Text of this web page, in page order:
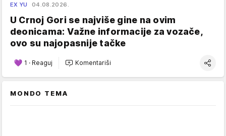
EX YU 04.08.2026.
U Crnoj Gori se najviše gine na ovim
deonicama: Važne informacije za vozače,
ovo su najopasnije tačke
1 · Reaguj Komentariši
MONDO TEMA